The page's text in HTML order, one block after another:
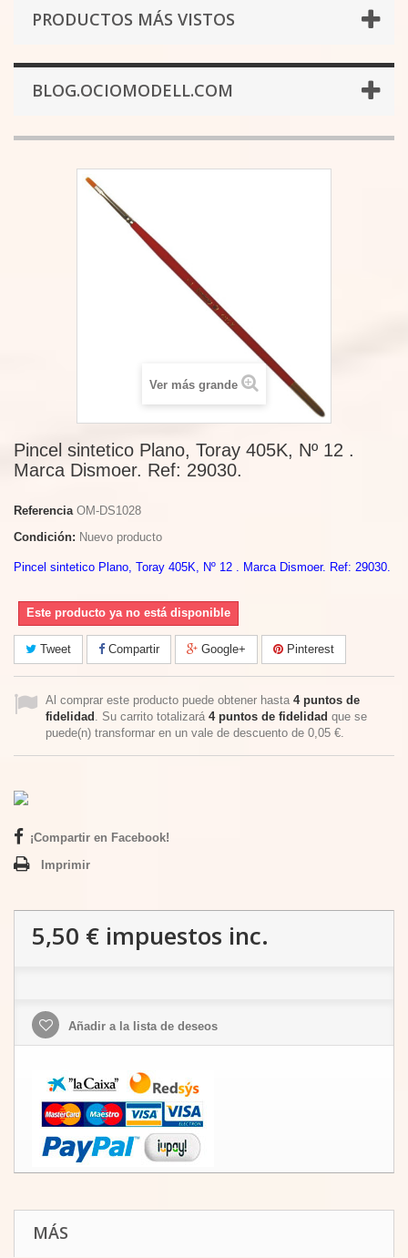
PRODUCTOS MÁS VISTOS
BLOG.OCIOMODELL.COM
Ver más grande
Pincel sintetico Plano, Toray 405K, Nº 12 .
Marca Dismoer. Ref: 29030.
Referencia OM-DS1028
Condición: Nuevo producto
Pincel sintetico Plano, Toray 405K, Nº 12 . Marca Dismoer. Ref: 29030.
Este producto ya no está disponible
Tweet Compartir Google+ Pinterest
Al comprar este producto puede obtener hasta 4puntos de
fidelidad . Su carrito totalizará 4puntos de fidelidad que se
puede(n) transformar en un vale de descuento de 0,05 €.
¡Compartir en Facebook!
Imprimir
5,50 € impuestos inc.
Añadir a la lista de deseos
MÁS